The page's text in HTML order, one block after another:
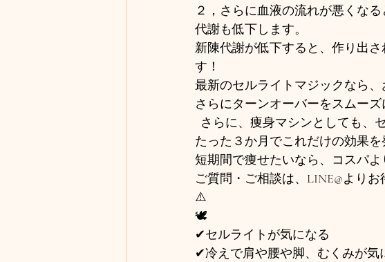
２，さらに血液の流れが悪くな
代謝も低下します。
新陳代謝が低下すると、作り出
す！
最新のセルライトマジックなら
さらにターンオーバーをスムー
さらに、痩身マシンとしても、
たった３か月でこれだけの効果を
短期間で痩せたいなら、コスパ
ご質問・ご相談は、LINE@よりお
⚠️
🕊️
✔セルライトが気になる
✔冷えで肩や腰や脚、むくみが気